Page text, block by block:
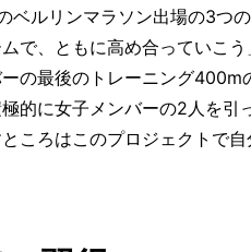
ベルリンマラソン出場の3つ
で、ともに高め合っていこう
の最後のトレーニング400m
的に女子メンバーの2人を引
ころはこのプロジェクトで